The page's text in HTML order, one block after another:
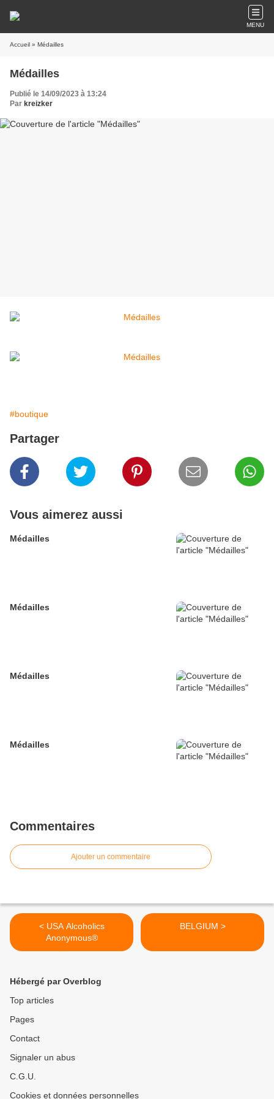
MENU
Accueil » Médailles
Médailles
Publié le 14/09/2023 à 13:24
Par kreizker
#boutique
Partager
Vous aimerez aussi
Médailles
Médailles
Médailles
Médailles
Commentaires
Ajouter un commentaire
< USA Alcoholics
Anonymous®
BELGIUM >
Hébergé par Overblog
Top articles
Pages
Contact
Signaler un abus
C.G.U.
Cookies et données personnelles